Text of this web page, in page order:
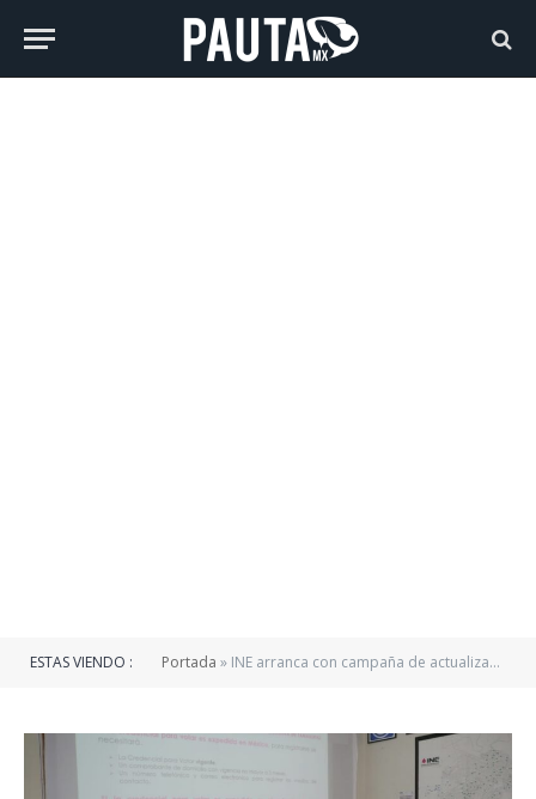
ESTAS VIENDO : Portada » INE arranca con campaña de actualización de Padrón Electoral